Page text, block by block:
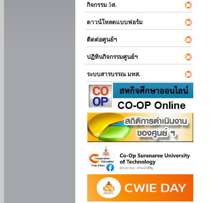
กิจกรรม 5ส.
ดาวน์โหลดแบบฟอร์ม
ติดต่อศูนย์ฯ
ปฏิทินกิจกรรมศูนย์ฯ
ระบบสารบรรณ มทส.